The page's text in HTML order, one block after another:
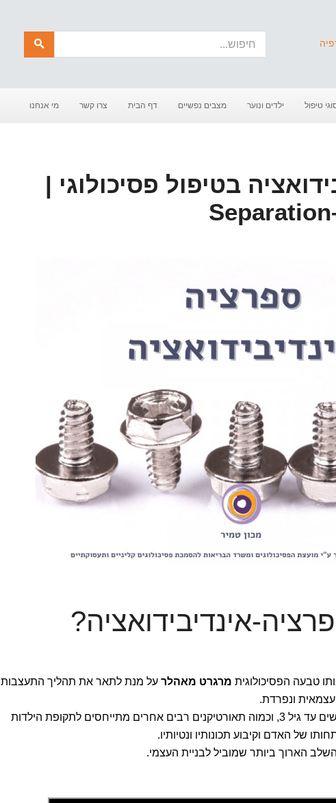
חיפוש
טיפול ילדים ונוער מצבים נפשיים דף הבית צרו קשר מי אנחנו
בטיפול פסיכולוגי |
אינדיבידואציה?
טבעה הפסיכולוגית מרגרט מאהלר על מנת לתאר את תהליך התעצבות
עצמאית ונפרדת.
מאהלר התייחסה לשלבים המתרחשים עד גיל 3, וכמוה תאורטיקנים רבים אחרים מתייחסים לתקופת הילדות
של האדם וקיבוע תכונותיו ונטיותיו.
הארוך ביותר שמוביל לבניית העצמי.